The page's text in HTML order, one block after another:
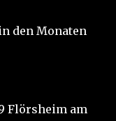
den Monaten
Flörsheim am